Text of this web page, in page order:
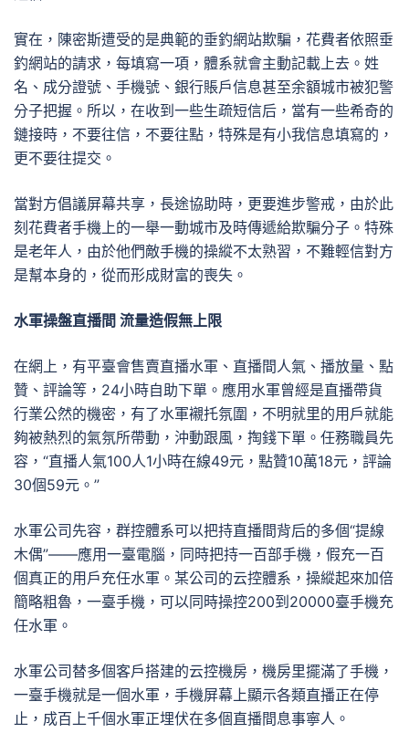
實在，陳密斯遭受的是典範的垂釣網站欺騙，花費者依照垂
釣網站的請求，每填寫一項，體系就會主動記載上去。姓
名、成分證號、手機號、銀行賬戶信息甚至余額城市被犯警
分子把握。所以，在收到一些生疏短信后，當有一些希奇的
鏈接時，不要往信，不要往點，特殊是有小我信息填寫的，
更不要往提交。
當對方倡議屏幕共享，長途協助時，更要進步警戒，由於此
刻花費者手機上的一舉一動城市及時傳遞給欺騙分子。特殊
是老年人，由於他們敵手機的操縱不太熟習，不難輕信對方
是幫本身的，從而形成財富的喪失。
水軍操盤直播間 流量造假無上限
在網上，有平臺會售賣直播水軍、直播間人氣、播放量、點
贊、評論等，24小時自助下單。應用水軍曾經是直播帶貨
行業公然的機密，有了水軍襯托氛圍，不明就里的用戶就能
夠被熱烈的氣氛所帶動，沖動跟風，掏錢下單。任務職員先
容，“直播人氣100人1小時在線49元，點贊10萬18元，評論
30個59元。”
水軍公司先容，群控體系可以把持直播間背后的多個“提線
木偶”——應用一臺電腦，同時把持一百部手機，假充一百
個真正的用戶充任水軍。某公司的云控體系，操縱起來加倍
簡略粗魯，一臺手機，可以同時操控200到20000臺手機充
任水軍。
水軍公司替多個客戶搭建的云控機房，機房里擺滿了手機，
一臺手機就是一個水軍，手機屏幕上顯示各類直播正在停
止，成百上千個水軍正埋伏在多個直播間息事寧人。